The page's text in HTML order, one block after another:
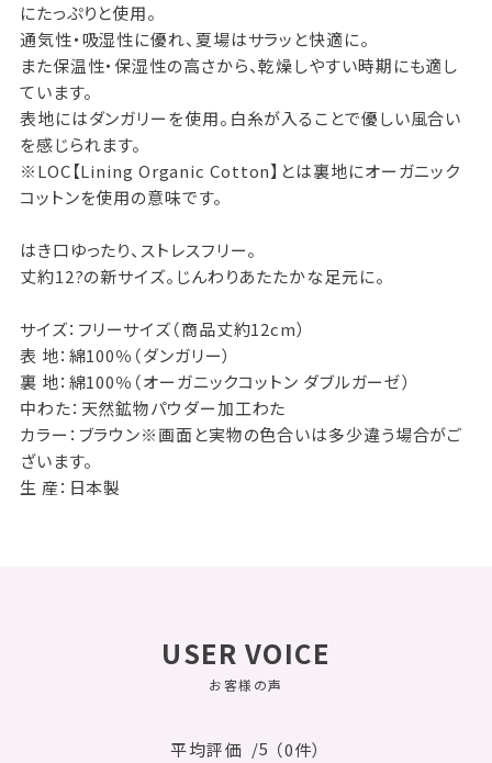
にたっぷりと使用。
通気性・吸湿性に優れ、夏場はサラッと快適に。
また保温性・保湿性の高さから、乾燥しやすい時期にも適し
ています。
表地にはダンガリーを使用。白糸が入ることで優しい風合い
を感じられます。
※LOC【Lining Organic Cotton】とは裏地にオーガニック
コットンを使用の意味です。
はき口ゆったり、ストレスフリー。
丈約12?の新サイズ。じんわりあたたかな足元に。
サイズ：フリーサイズ（商品丈約12cm）
表 地：綿100％（ダンガリー）
裏 地：綿100％（オーガニックコットン ダブルガーゼ）
中わた：天然鉱物パウダー加工わた
カラー：ブラウン※画面と実物の色合いは多少違う場合がご
ざいます。
生 産：日本製
USER VOICE
お客様の声
平均評価 /5 （0件）